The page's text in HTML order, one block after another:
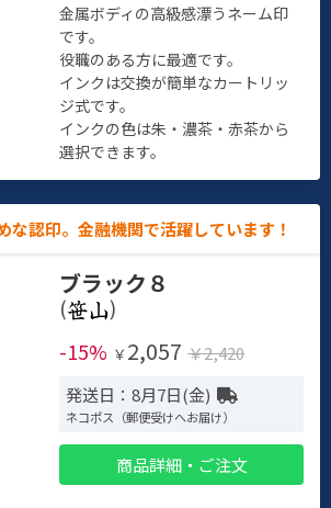
金属ボディの高級感漂うネーム印
です。
役職のある方に最適です。
インクは交換が簡単なカートリッ
ジ式です。
インクの色は朱・濃茶・赤茶から
選択できます。
な認印。金融機関で活躍しています！
ブラック８
(
)
-15% ￥ 2,057 ￥2,420
発送日：8月7日(金)
ネコポス（郵便受けへお届け）
商品詳細・ご注文